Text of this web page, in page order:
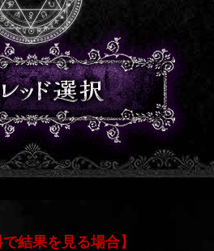
で結果を見る場合】